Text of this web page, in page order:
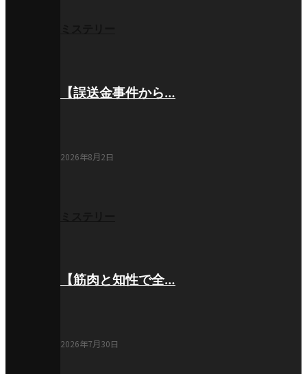
【誤送金事件から…
2026年8月2日
【筋肉と知性で全…
2026年7月30日